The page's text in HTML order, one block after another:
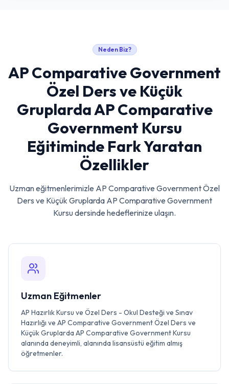
Neden Biz?
AP Comparative Government
Özel Ders ve Küçük
Gruplarda AP Comparative
Government Kursu
Eğitiminde Fark Yaratan
Özellikler
Uzman eğitmenlerimizle AP Comparative Government Özel
Ders ve Küçük Gruplarda AP Comparative Government
Kursudersinde hedeflerinize ulaşın.
Uzman Eğitmenler
AP Hazırlık Kursu ve Özel Ders - Okul Desteği ve Sınav
Hazırlığı ve AP Comparative Government Özel Ders ve
Küçük Gruplarda AP Comparative Government Kursu
alanında deneyimli, alanında lisansüstü eğitim almış
öğretmenler.